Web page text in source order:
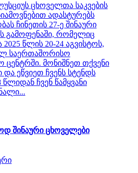
ცხოველთა საკვების
ადასტურებს
ჩინეთის 27-ე შინაური
გამოფენაში, რომელიც
2025 წლის 20-24 აგვისტოს,
საერთაშორისო
ცენტრში. მონიშნეთ თქვენი
ეწვიეთ ჩვენს სტენდს
წლიდან ჩვენ წამყვანი
შინაური ცხოველები